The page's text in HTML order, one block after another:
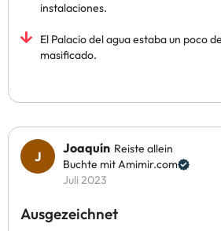
instalaciones.
El Palacio del agua estaba un poco
masificado.
Joaquín Reiste allein
Buchte mit Amimir.com
Juli 2023
Ausgezeichnet